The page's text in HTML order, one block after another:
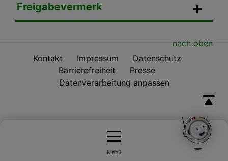
Menü
Freigabevermerk
nach oben
Kontakt
Impressum
Datenschutz
Barrierefreiheit
Presse
Datenverarbeitung anpassen